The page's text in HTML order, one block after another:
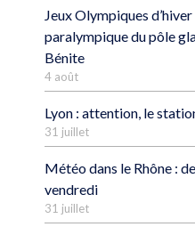
Jeux Olympiques
paralympique du pôle
Bénite
4 août
Lyon : attention, le
31 juillet
Météo dans le Rhône :
vendredi
31 juillet